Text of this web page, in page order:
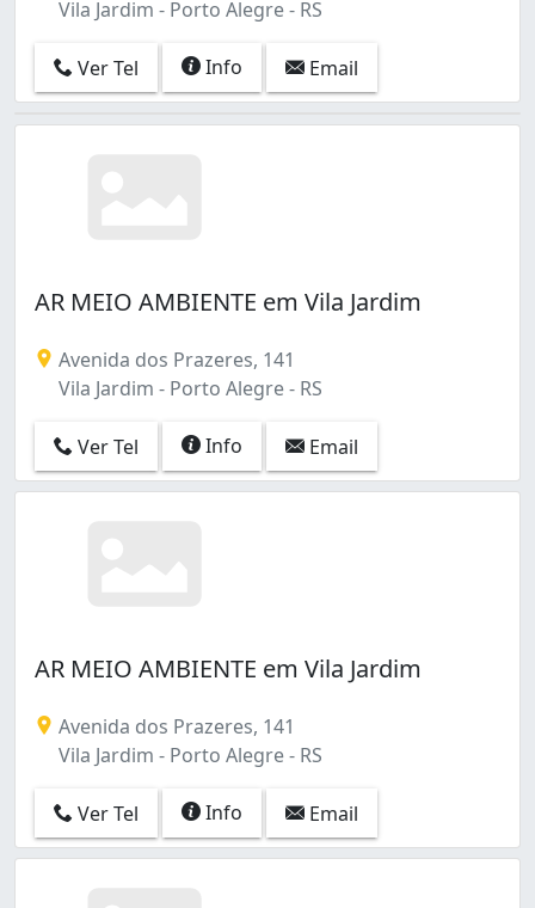
Vila Jardim - Porto Alegre - RS
Ver Tel Info Email
AR MEIO AMBIENTE em Vila Jardim
Avenida dos Prazeres, 141
Vila Jardim - Porto Alegre - RS
Ver Tel Info Email
AR MEIO AMBIENTE em Vila Jardim
Avenida dos Prazeres, 141
Vila Jardim - Porto Alegre - RS
Ver Tel Info Email